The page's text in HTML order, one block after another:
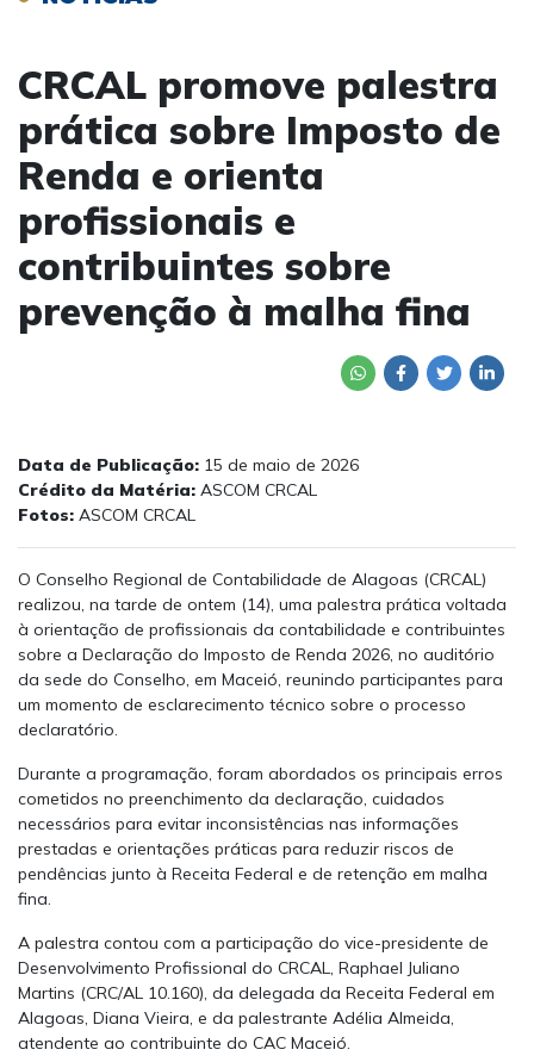
CRCAL promove palestra
prática sobre Imposto de
Renda e orienta
profissionais e
contribuintes sobre
prevenção à malha fina
Data de Publicação: 15 de maio de 2026
Crédito da Matéria: ASCOM CRCAL
Fotos: ASCOM CRCAL
O Conselho Regional de Contabilidade de Alagoas (CRCAL)
realizou, na tarde de ontem (14), uma palestra prática voltada
à orientação de profissionais da contabilidade e contribuintes
sobre a Declaração do Imposto de Renda 2026, no auditório
da sede do Conselho, em Maceió, reunindo participantes para
um momento de esclarecimento técnico sobre o processo
declaratório.
Durante a programação, foram abordados os principais erros
cometidos no preenchimento da declaração, cuidados
necessários para evitar inconsistências nas informações
prestadas e orientações práticas para reduzir riscos de
pendências junto à Receita Federal e de retenção em malha
fina.
A palestra contou com a participação do vice-presidente de
Desenvolvimento Profissional do CRCAL, Raphael Juliano
Martins (CRC/AL 10.160), da delegada da Receita Federal em
Alagoas, Diana Vieira, e da palestrante Adélia Almeida,
atendente ao contribuinte do CAC Maceió.